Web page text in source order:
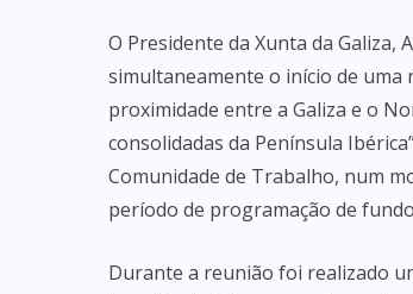
O Presidente da Xunta da
simultaneamente o início de uma
proximidade entre a Galiza e o
consolidadas da Península
Comunidade de Trabalho, num
período de programação de
Durante a reunião foi realizado